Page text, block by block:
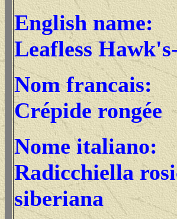
English name:
Leafless
Nom francais:
Crépide rongée
Nome italiano:
Radicchiella
siberiana